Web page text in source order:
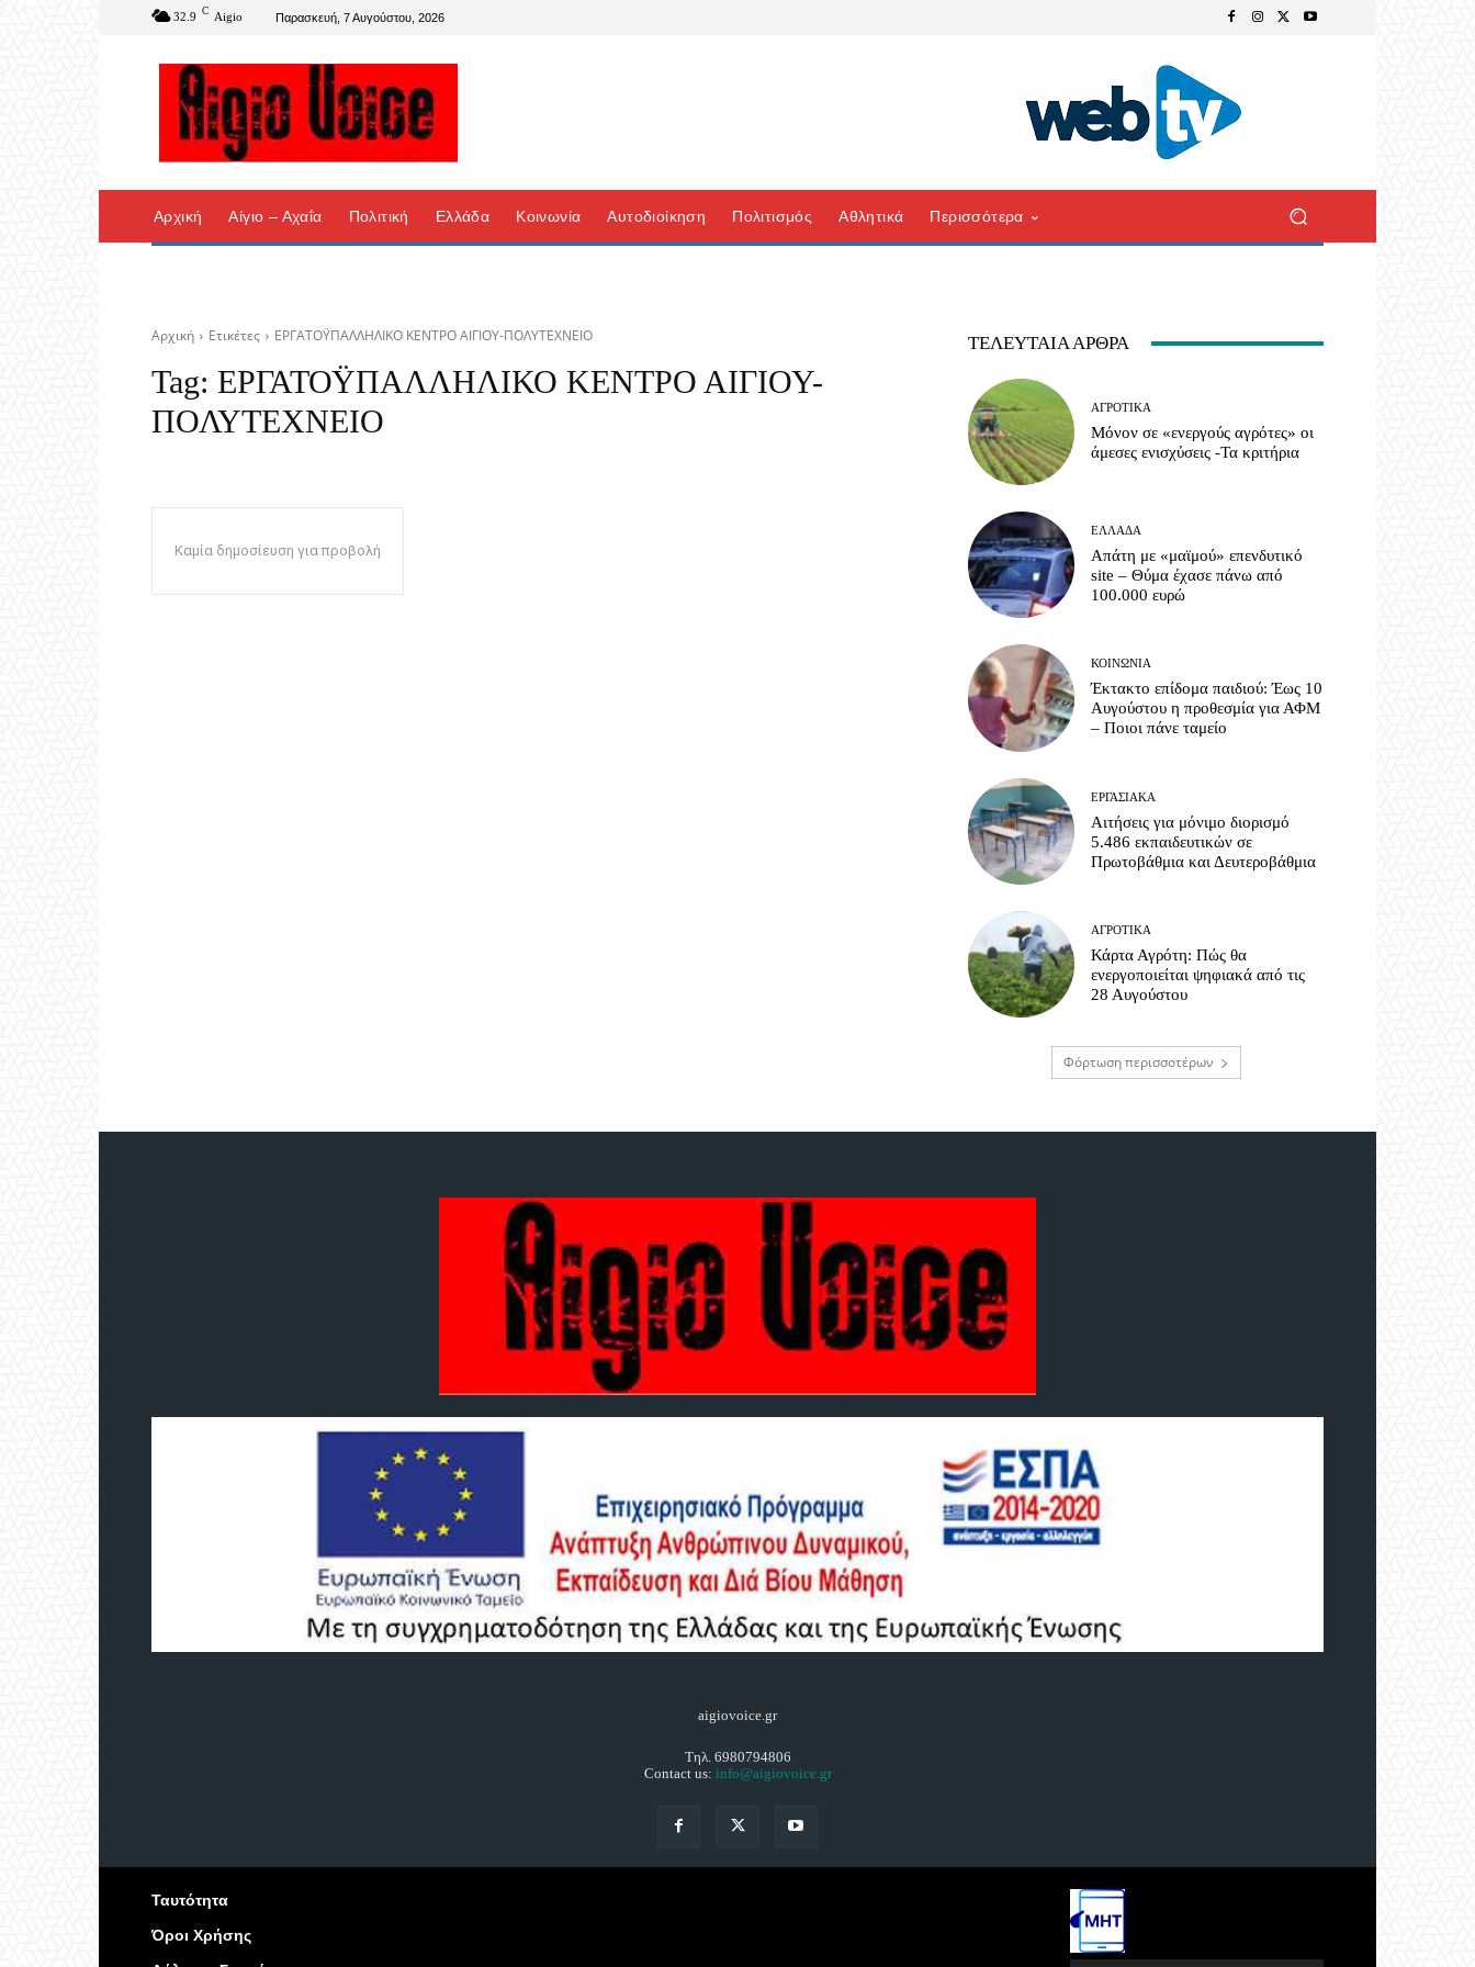
32.9 C Aigio Παρασκευή, 7 Αυγούστου, 2026
Αρχική Αίγιο – Αχαΐα Πολιτική Ελλάδα Κοινωνία Αυτοδιοίκηση Πολιτισμός Αθλητικά Περισσότερα
Αρχική Ετικέτες ΕΡΓΑΤΟΫΠΑΛΛΗΛΙΚΟ ΚΕΝΤΡΟ ΑΙΓΙΟΥ-ΠΟΛΥΤΕΧΝΕΙΟ
Tag: ΕΡΓΑΤΟΫΠΑΛΛΗΛΙΚΟ ΚΕΝΤΡΟ ΑΙΓΙΟΥ-
ΠΟΛΥΤΕΧΝΕΙΟ
Καμία δημοσίευση για προβολή
ΤΕΛΕΥΤΑΊΑ ΆΡΘΡΑ
ΑΓΡΟΤΙΚΆ
Μόνον σε «ενεργούς αγρότες» οι
άμεσες ενισχύσεις -Τα κριτήρια
ΕΛΛΆΔΑ
Απάτη με «μαϊμού» επενδυτικό
site – Θύμα έχασε πάνω από
100.000 ευρώ
ΚΟΙΝΩΝΊΑ
Έκτακτο επίδομα παιδιού: Έως 10
Αυγούστου η προθεσμία για ΑΦΜ
– Ποιοι πάνε ταμείο
ΕΡΓΑΣΙΑΚΆ
Αιτήσεις για μόνιμο διορισμό
5.486 εκπαιδευτικών σε
Πρωτοβάθμια και Δευτεροβάθμια
ΑΓΡΟΤΙΚΆ
Κάρτα Αγρότη: Πώς θα
ενεργοποιείται ψηφιακά από τις
28 Αυγούστου
Φόρτωση περισσοτέρων
aigiovoice.gr
Τηλ. 6980794806
Contact us: info@aigiovoice.gr
Ταυτότητα
Όροι Χρήσης